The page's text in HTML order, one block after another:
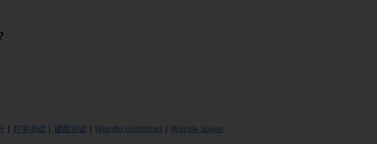
| 打字测试 | 键盘测试 | Wordle Unlimited | Wordle Solver